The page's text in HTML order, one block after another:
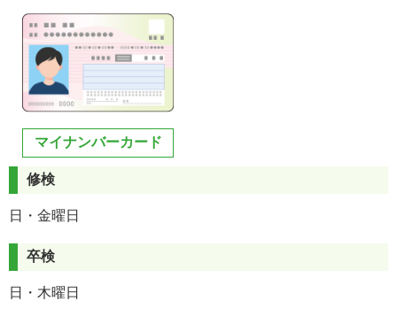
マイナンバーカード
修検
日・金曜日
卒検
日・木曜日